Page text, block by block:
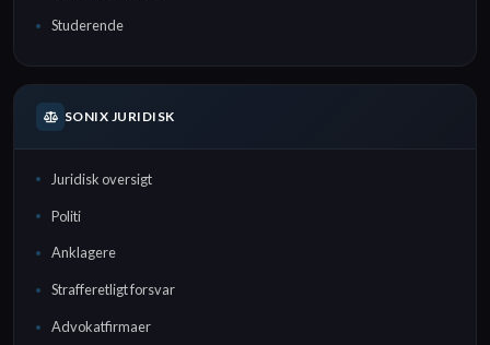
Studerende
SONIX JURIDISK
Juridisk oversigt
Politi
Anklagere
Strafferetligt forsvar
Advokatfirmaer